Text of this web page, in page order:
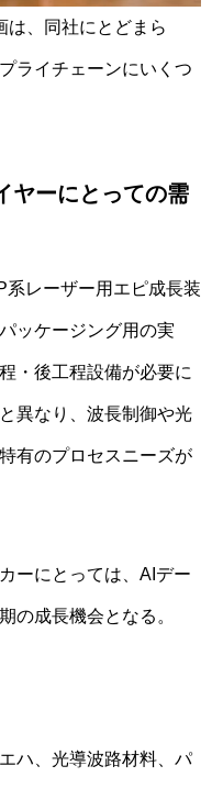
は、同社にとどまら
ライチェーンにいくつ
ヤーにとっての需
レーザー用エピ成長装
ッケージング用の実
・後工程設備が必要に
異なり、波長制御や光
有のプロセスニーズが
ーにとっては、AIデー
の成長機会となる。
ハ、光導波路材料、パ